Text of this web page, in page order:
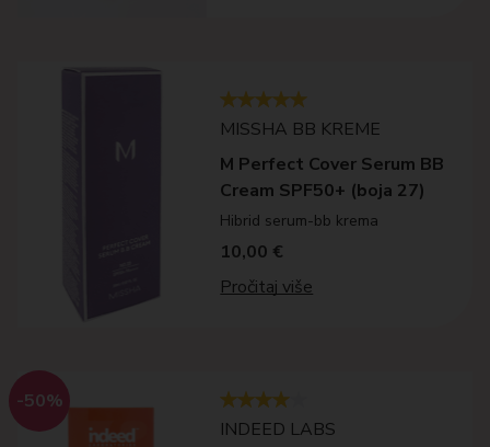
MISSHA BB KREME
M Perfect Cover Serum BB
Cream SPF50+ (boja 27)
Hibrid serum-bb krema
10,00 €
Pročitaj više
-50%
INDEED LABS